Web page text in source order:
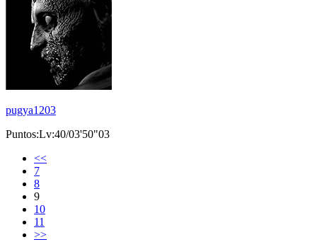
pugya1203
Puntos:Lv:40/03'50"03
<<
7
8
9
10
11
>>